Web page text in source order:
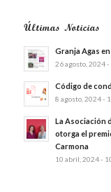
Últimas Noticias
Granja Agas
26 agosto, 2024 -
Código de
8 agosto, 2024 -
La Asociación
otorga el
Carmona
10 abril, 2024 -